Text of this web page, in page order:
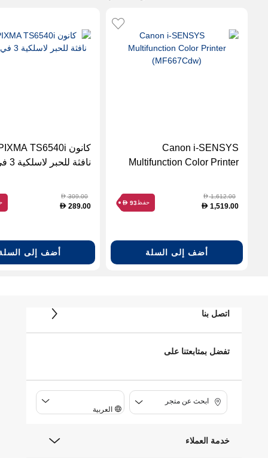
Canon i-SENSYS
Multifunction Color Printer
D1,612.00
D 1,519.00 حفظ D 93
أضف إلى السلة
D309.00
D 289.00
أضف إلى
اتصل بنا
تفضل بمتابعتنا على
ابحث عن متجر
العربية
خدمة العملاء